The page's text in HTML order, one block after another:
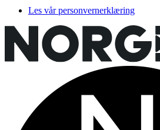
Les vår personvernerklæring